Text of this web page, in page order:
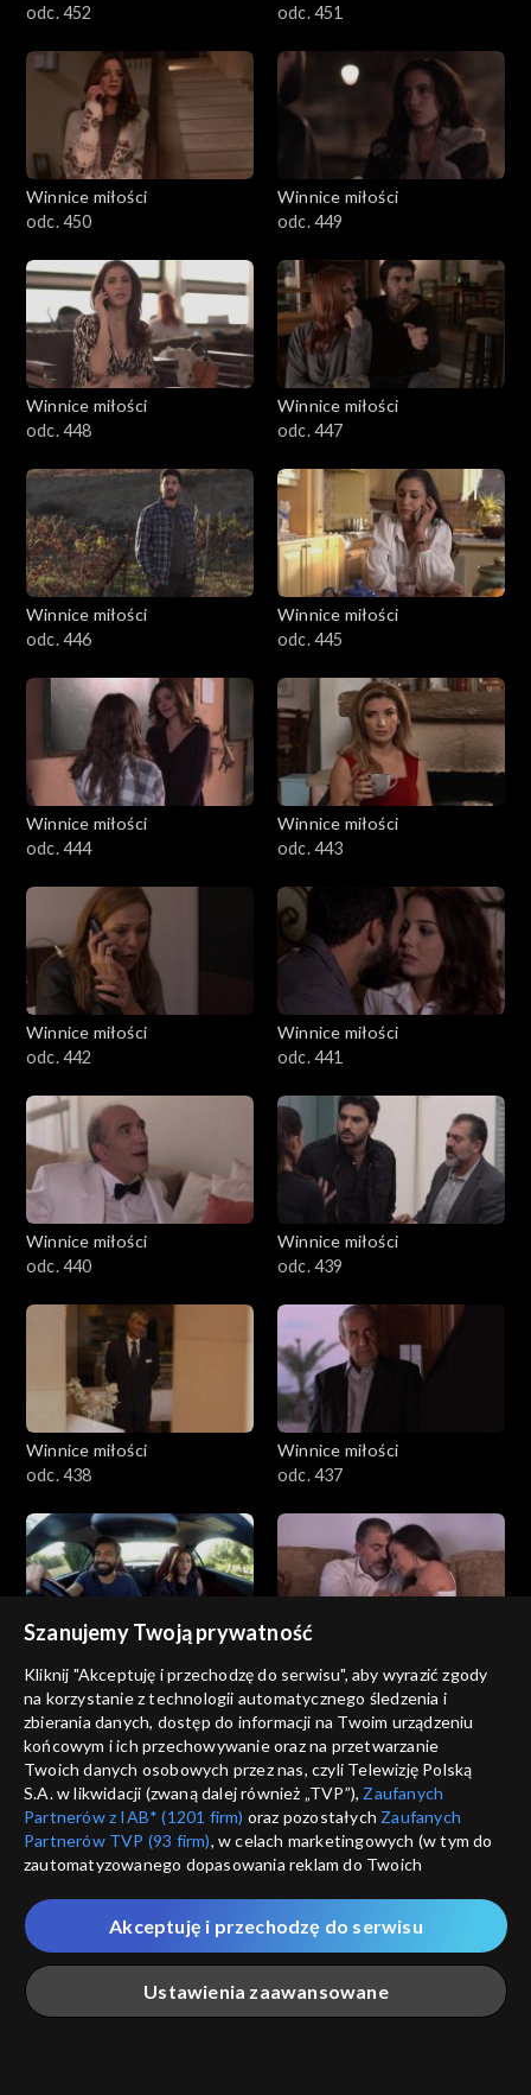
odc. 452
odc. 451
Winnice miłości
odc. 450
Winnice miłości
odc. 449
Winnice miłości
odc. 448
Winnice miłości
odc. 447
Winnice miłości
odc. 446
Winnice miłości
odc. 445
Winnice miłości
odc. 444
Winnice miłości
odc. 443
Winnice miłości
odc. 442
Winnice miłości
odc. 441
Winnice miłości
odc. 440
Winnice miłości
odc. 439
Winnice miłości
odc. 438
Winnice miłości
odc. 437
odc. 436
odc. 435
Winnice miłości
Winnice miłości
Szanujemy Twoją prywatność
Kliknij "Akceptuję i przechodzę do serwisu", aby wyrazić zgody
na korzystanie z technologii automatycznego śledzenia i
zbierania danych, dostęp do informacji na Twoim urządzeniu
końcowym i ich przechowywanie oraz na przetwarzanie
Twoich danych osobowych przez nas, czyli Telewizję Polską
S.A. w likwidacji (zwaną dalej również „TVP”), Zaufanych
Partnerów z IAB* (1201 firm) oraz pozostałych Zaufanych
Partnerów TVP (93 firm), w celach marketingowych (w tym do
zautomatyzowanego dopasowania reklam do Twoich
które wskazujemy poniżej, a także zgody na udostępnianie
przez nas identyfikatora PPID do Google.
Twoje dane osobowe zbierane podczas odwiedzania przez
Ciebie naszych
poszczególnych serwisówzwanych dalej
„Portalem”, w tym informacje zapisywane za pomocą
Ustawienia zaawansowane
Akceptuję i przechodzę do serwisu